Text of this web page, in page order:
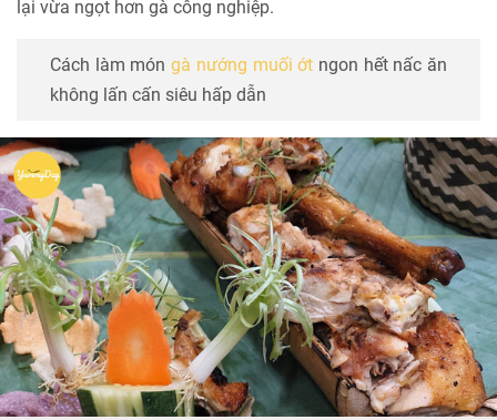
lại vừa ngọt hơn gà công nghiệp.
Cách làm móngà nướng muối ớt ngon hết nấc ăn
không lấn cấn siêu hấp dẫn